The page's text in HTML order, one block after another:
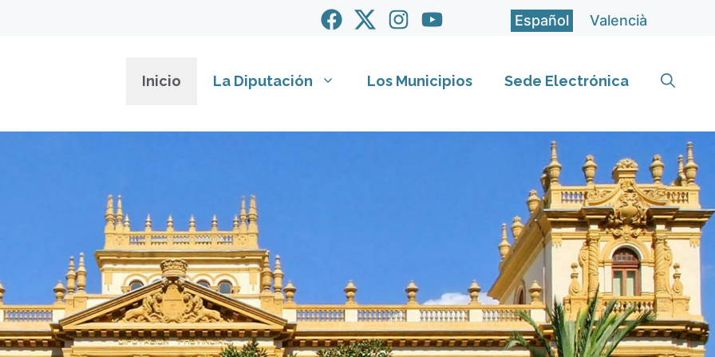
Español Valencià
Inicio La Diputación Los Municipios Sede Electrónica